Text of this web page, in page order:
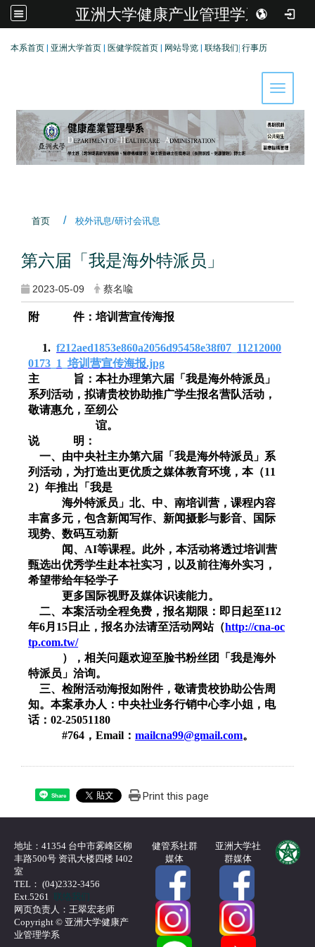
亚洲大学健康产业管理学系
本系首页 亚洲大学首页 医健学院首页 网站导览 联络我们 行事历
Toggle
首页 校外讯息/研讨会讯息
第六届「我是海外特派员」
2023-05-09 蔡名喩
附 件：培训营宣传海报
1.f212aed1853e860a2056d95458e38f07_11212000
0173_1_培训营宣传海报.jpg
主 旨：本社办理第六届「我是海外特派员」
系列活动，拟请贵校协助推广学生报名营队活动，
敬请惠允，至纫公
谊。
说 明：
一、由中央社主办第六届「我是海外特派员」系
列活动，为打造出更优质之媒体教育环境，本（11
2）年推出「我是
海外特派员」北、中、南培训营，课程内容
丰富多元，包含新闻写作、新闻摄影与影音、国际
现势、数码互动新
闻、 AI等课程。此外，本活动将透过培训营
甄选出优秀学生赴本社实习，以及前往海外实习，
希望带给年轻学子
更多国际视野及媒体识读能力。
二、本案活动全程免费，报名期限：即日起至112
年6月 15 日止，报名办法请至活动网站（http://cna-oc
tp.com.tw/
），相关问题欢迎至脸书粉丝团「我是海外
特派员」洽询。
三、检附活动海报如附件，敬请贵校协助公告周
知。本案承办人：中央社业务行销中心李小姐，电
话：02-25051180
#764 ，Email ：mailcna99@gmail.com。
Share Print this page
地址：41354 台中市雾峰区柳
丰路500号 资讯大楼四楼 I402
室
TEL： (04)2332-3456
Ext.5261联络我们
网页负责人：王翠宏老师
Copyright © 亚洲大学健康产
业管理学系
健管系社群
媒体
亚洲大学社
群媒体